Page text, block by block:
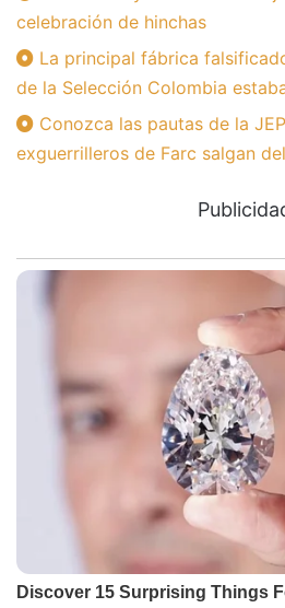
celebración de hinchas
La principal fábrica
de la Selección Colombia
Conozca las pautas de la
exguerrilleros de Farc salgan